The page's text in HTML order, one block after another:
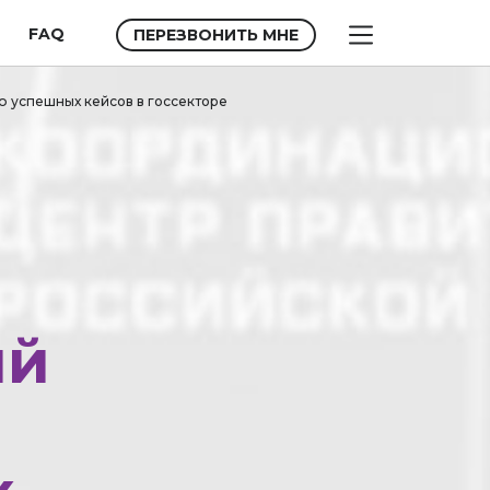
FAQ ПЕРЕЗВОНИТЬ МНЕ
успешных кейсов в госсекторе